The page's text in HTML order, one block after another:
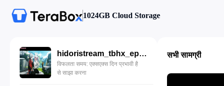
1024GB Cloud Storage
hidoristream_tbhx_eps_19.mp4
विफलता समय: एक्सएक्स दिन प्रभावी है
से साझा करना
सभी सामग्री